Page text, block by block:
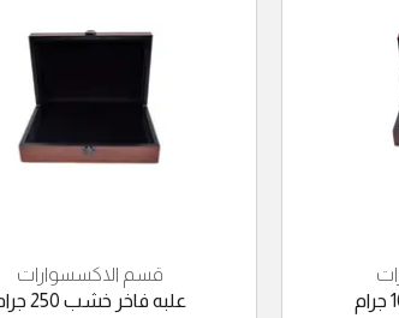
قسم الاكسسوارات
علبه فاخر خشب 250 جرام